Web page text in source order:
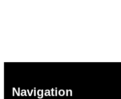
Navigation